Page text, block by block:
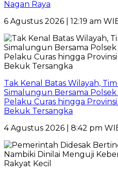
Nagan Raya
6 Agustus 2026 | 12:19 am
Tak Kenal Batas Wilayah,
Simalungun Bersama
Pelaku Curas hingga Provinsi
Bekuk Tersangka
4 Agustus 2026 | 8:42 pm